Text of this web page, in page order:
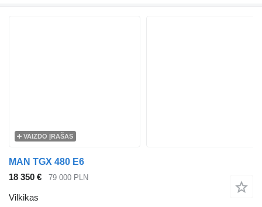
VAIZDO ĮRAŠAS
MAN TGX 480 E6
18 350 €
79 000 PLN
Vilkikas